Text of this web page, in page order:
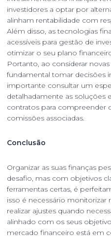
investidores a optar por
alinham rentabilidade com
Além disso, as tecnologias
acessíveis para gestão de
otimizar o seu plano
Portanto, ao considerar
fundamental tomar decisões
importante consultar um
detalhadamente as soluções
contratos para compreender
comissões associadas.
Conclusão
Organizar as suas finanças
desafio, mas com objetivos
ferramentas certas, é
isso é necessário
realizar ajustes quando
alinhado com os seus
mercado financeiro está em